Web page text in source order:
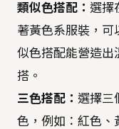
類似色搭配： 選擇
著黃色系服裝，可
似色搭配能營造出
搭。
三色搭配： 選擇三
色，例如：紅色、